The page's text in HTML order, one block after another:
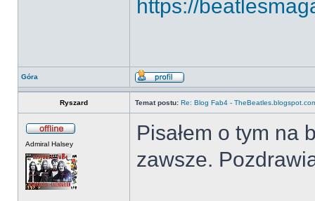
https://
Góra
Ryszard Temat postu: Re: Blog Fab4 -
Admiral Halsey
Pisałem o tym na
zawsze.